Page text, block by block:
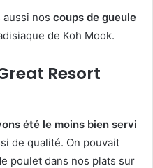
aussi nos coups de gueule
de Koh Mook.
Resort
été le moins bien servi
de qualité. On pouvait
poulet dans nos plats sur